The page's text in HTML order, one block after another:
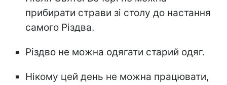
прибирати страви зі столу до настання
самого Різдва.
Різдво не можна одягати старий одяг.
Нікому цей день не можна працювати,